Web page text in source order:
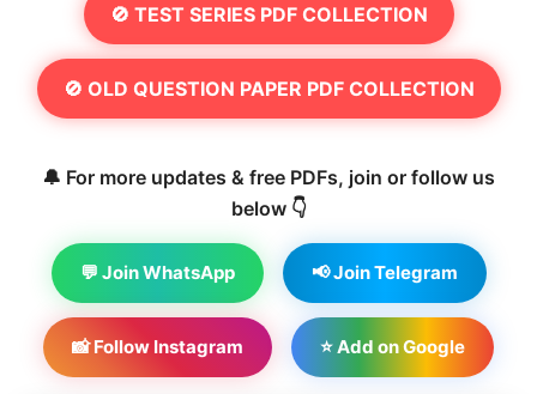
🚫 TEST SERIES PDF COLLECTION
🚫 OLD QUESTION PAPER PDF COLLECTION
🔔 For more updates & free PDFs, join or follow us
below 👇
💬 Join WhatsApp 📢 Join Telegram
📸 Follow Instagram ⭐ Add on Google